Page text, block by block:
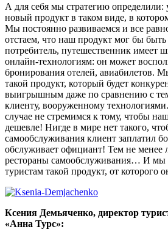
А для себя мы стратегию определили:
новый продукт в таком виде, в
Мы постоянно развиваемся и все
отстаем, что наш продукт мог бы
потребитель, путешественник имеет
онлайн-технологиям: он может
бронирования отелей, авиабилетов.
такой продукт, который будет
выигрышным даже по сравнению с
клиенту, вооруженному
случае не стремимся к тому, чтобы
дешевле! Нигде в мире нет такого,
самообслуживания клиент заплатил
обслуживает официант! Тем не менее
рестораны самообслуживания… И мы
туристам такой продукт, от которого
Ксения Демьяченко, директор
«Анна Турс»: